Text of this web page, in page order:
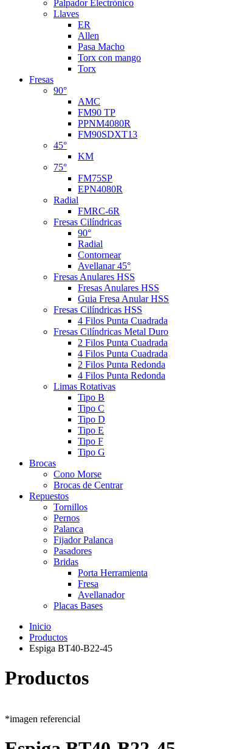
Palpador Electrónico
Llaves
ER
Allen
Pasa Macho
Torx con mango
Torx
Fresas
90°
AMC
FM90 TP
PPNM4080R
FM90SDXT13
45°
KM
75°
FM75SP
EPN4080R
Radial
FMRC-6R
Fresas Cilíndricas
90°
Radial
Contornear
Avellanar 45°
Fresas Anulares HSS
Fresas Anulares HSS
Guia Fresa Anular HSS
Fresas Cilíndricas HSS
4 Filos Punta Cuadrada
Fresas Cilíndricas Metal Duro
2 Filos Punta Cuadrada
4 Filos Punta Cuadrada
2 Filos Punta Redonda
4 Filos Punta Redonda
Limas Rotativas
Tipo B
Tipo C
Tipo D
Tipo E
Tipo F
Tipo G
Brocas
Cono Morse
Brocas de Centrar
Repuestos
Tornillos
Pernos
Palanca
Fijador Palanca
Pasadores
Bridas
Porta Herramienta
Fresa
Avellanador
Placas Bases
Inicio
Productos
Espiga BT40-B22-45
Productos
*imagen referencial